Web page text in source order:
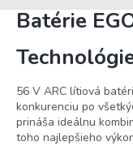
Batérie
56 V ARC lítiová
konkurenciu po
prináša ideálnu
toho najlepšieho